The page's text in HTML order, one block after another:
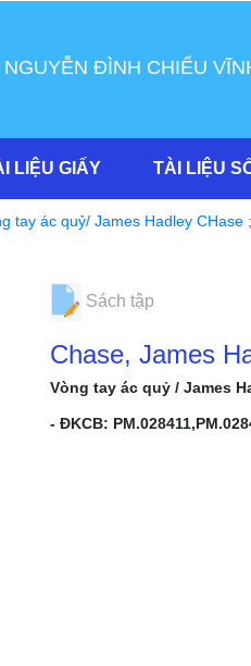
ĐÌNH CHIỂU
LIỆU GIẤY TÀI LIỆU
tay ác quỷ/ James Hadley CHase
Sách tập
Chase, James
Vòng tay ác quỷ / James
- ĐKCB: